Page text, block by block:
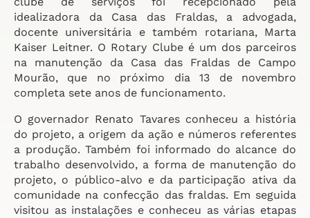
idealizadora da Casa das Fraldas, a advogada,
docente universitária e também rotariana, Marta
Kaiser Leitner. O Rotary Clube é um dos parceiros
na manutenção da Casa das Fraldas de Campo
Mourão, que no próximo dia 13 de novembro
completa sete anos de funcionamento.
O governador Renato Tavares conheceu a história
do projeto, a origem da ação e números referentes
a produção. Também foi informado do alcance do
trabalho desenvolvido, a forma de manutenção do
projeto, o público-alvo e da participação ativa da
comunidade na confecção das fraldas. Em seguida
visitou as instalações e conheceu as várias etapas